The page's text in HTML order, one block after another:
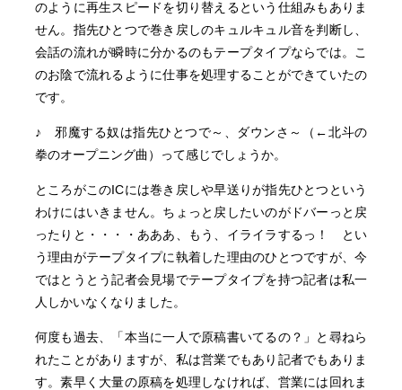
のように再生スピードを切り替えるという仕組みもありま
せん。指先ひとつで巻き戻しのキュルキュル音を判断し、
会話の流れが瞬時に分かるのもテープタイプならでは。こ
のお陰で流れるように仕事を処理することができていたの
です。
♪ 邪魔する奴は指先ひとつで～、ダウンさ～（←北斗の
拳のオープニング曲）って感じでしょうか。
ところがこのICには巻き戻しや早送りが指先ひとつという
わけにはいきません。ちょっと戻したいのがドバーっと戻
ったりと・・・・あああ、もう、イライラするっ！ とい
う理由がテープタイプに執着した理由のひとつですが、今
ではとうとう記者会見場でテープタイプを持つ記者は私一
人しかいなくなりました。
何度も過去、「本当に一人で原稿書いてるの？」と尋ねら
れたことがありますが、私は営業でもあり記者でもありま
す。素早く大量の原稿を処理しなければ、営業には回れま